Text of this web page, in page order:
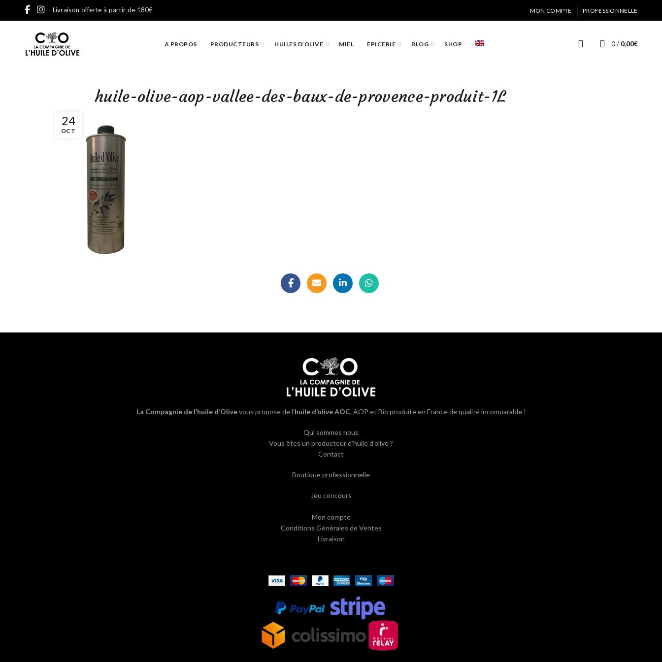
- Livraison offerte à partir de 180€ MON COMPTE PROFESSIONNELLE
A PROPOS PRODUCTEURS HUILES D’OLIVE MIEL EPICERIE BLOG SHOP 0 / 0,00€
24
OCT
huile-olive-aop-vallee-des-baux-de-provence-produit-1L
La Compagnie de l’huile d’Olivevous propose de l’huile d’olive AOC, AOP et Bio produite en France de qualité incomparable !
Qui sommes nous
Vous êtes un producteur d’huile d’olive ?
Contact
Boutique professionnelle
Jeu concours
Mon compte
Conditions Générales de Ventes
Livraison